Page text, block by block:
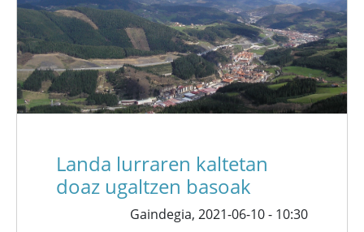
Landa lurraren kaltetan
doaz ugaltzen basoak
Gaindegia, 2021-06-10 - 10:30